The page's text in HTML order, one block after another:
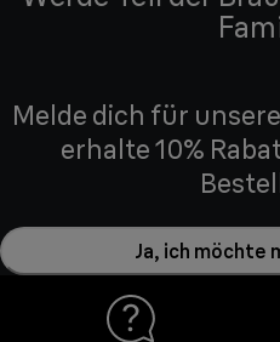
Melde dich für
erhalte 10%
Ja, ich möchte